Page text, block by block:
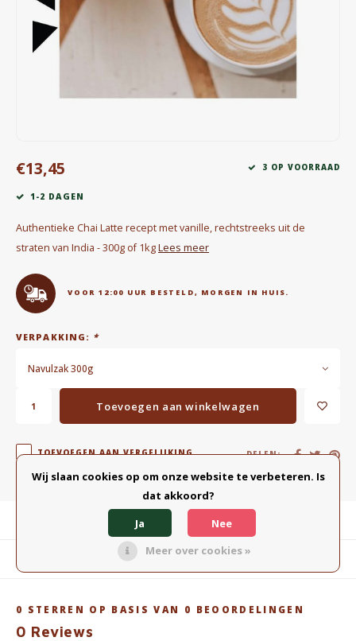
Waterkokers
Chocolade, granola en Drankpoeders
Gin
Outdoor accessoires
Happy stuff
€13,45 3 OP VOORRAAD
1-2 DAGEN
Authentieke Chai Latte recept met vanille, rechtstreeks uit de
straten van India - 300g of 1kgLees meer
VOOR 12:00 UUR BESTELD, MORGEN IN HUIS.
VERPAKKING: *
Navulzak 300g
Toevoegen aan winkelwagen
TOEVOEGEN AAN VERGELIJKING DELEN:
Productomschrijving
Gerelateerde producten
0 STERREN OP BASIS VAN 0 BEOORDELINGEN
0 Reviews
Wij slaan cookies op om onze website te verbeteren. Is
dat akkoord?
Ja
Nee
Meer over cookies »